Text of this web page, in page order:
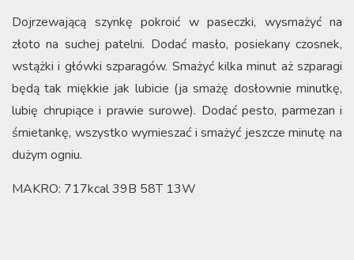
Dojrzewającą szynkę pokroić w paseczki, wysmażyć na
złoto na suchej patelni. Dodać masło, posiekany czosnek,
wstążki i główki szparagów. Smażyć kilka minut aż szparagi
będą tak miękkie jak lubicie (ja smażę dosłownie minutkę,
lubię chrupiące i prawie surowe). Dodać pesto, parmezan i
śmietankę, wszystko wymieszać i smażyć jeszcze minutę na
dużym ogniu.
MAKRO: 717kcal 39B 58T 13W